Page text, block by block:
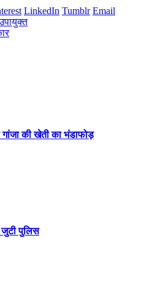
LinkedIn Tumblr Email
गांजा की खेती का भंडाफोड़
पुलिस